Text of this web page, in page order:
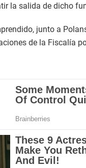
la salida de dicho
junto a
de la Fiscalía